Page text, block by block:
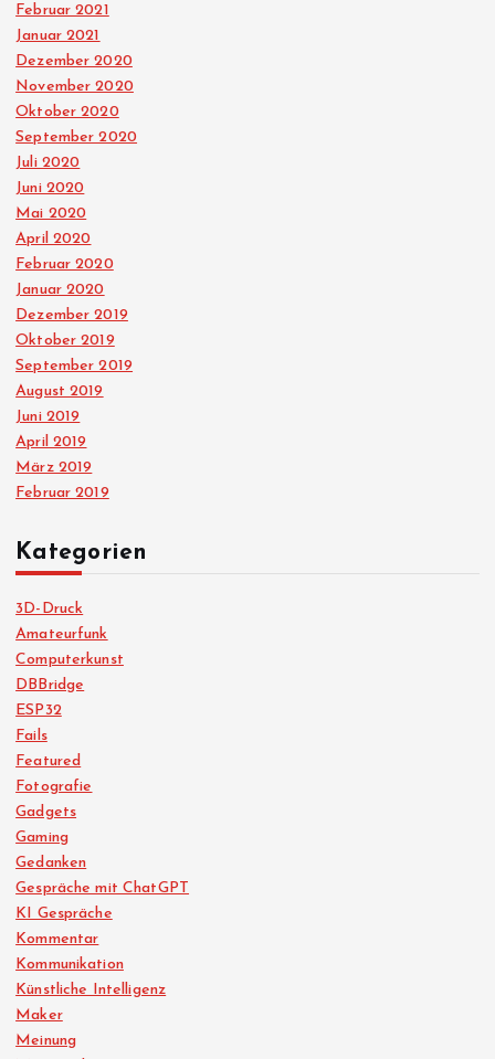
Februar 2021
Januar 2021
Dezember 2020
November 2020
Oktober 2020
September 2020
Juli 2020
Juni 2020
Mai 2020
April 2020
Februar 2020
Januar 2020
Dezember 2019
Oktober 2019
September 2019
August 2019
Juni 2019
April 2019
März 2019
Februar 2019
Kategorien
3D-Druck
Amateurfunk
Computerkunst
DBBridge
ESP32
Fails
Featured
Fotografie
Gadgets
Gaming
Gedanken
Gespräche mit ChatGPT
KI Gespräche
Kommentar
Kommunikation
Künstliche Intelligenz
Maker
Meinung